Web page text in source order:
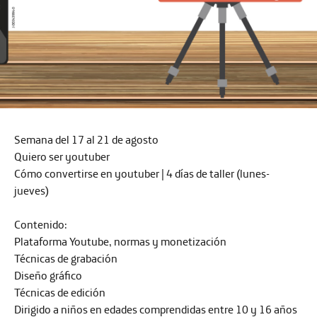
Semana del 17 al 21 de agosto
Quiero ser youtuber
Cómo convertirse en youtuber | 4 días de taller (lunes-
jueves)
Contenido:
Plataforma Youtube, normas y monetización
Técnicas de grabación
Diseño gráfico
Técnicas de edición
Dirigido a niños en edades comprendidas entre 10 y 16 años